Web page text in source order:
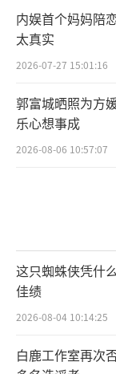
但友谊还在
其实挺
煽情，让一
够复杂了，
候不联系不
感情这件事
友。有这句
01）
内娱首个妈妈陪
太真实
2026-07-27 15:01:16
郭富城晒照为方
乐心想事成
2026-08-06 10:57:07
这只蜘蛛侠凭什
佳绩
2026-08-04 10:14:25
白鹿工作室再次